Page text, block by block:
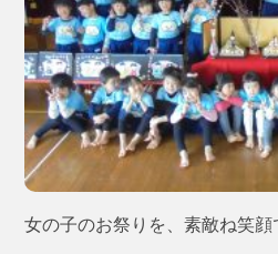
女の子のお祭りを、素敵ね笑